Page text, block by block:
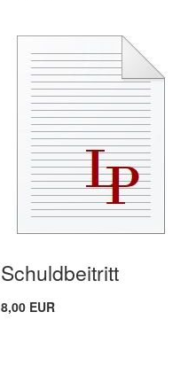
Schuldbeitritt
8,00 EUR